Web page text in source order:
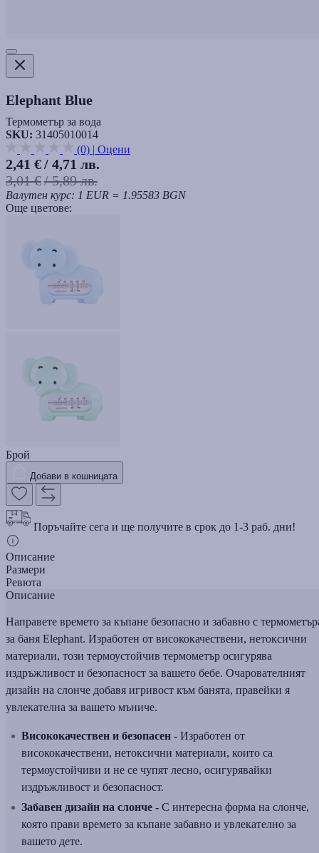
Elephant Blue
Термометър за вода
SKU: 31405010014
(0) | Оцени
2,41 €/ 4,71 лв.
3,01 €/ 5,89 лв.
Валутен курс: 1 EUR = 1.95583 BGN
Още цветове:
Брой
Добави в кошницата
Поръчайте сега и ще получите в срок до 1-3 раб. дни!
Описание
Размери
Ревюта
Описание
Направете времето за къпане безопасно и забавно с
за баня Elephant. Изработен от висококачествени, нетоксични
материали, този термоустойчив термометър осигурява
издръжливост и безопасност за вашето бебе. Очарователният
дизайн на слонче добавя игривост към банята, правейки я
увлекателна за вашето мъниче.
Висококачествен и безопасен - Изработен от
висококачествени, нетоксични материали, които са
термоустойчиви и не се чупят лесно, осигурявайки
издръжливост и безопасност.
Забавен дизайн на слонче - С интересна форма на слонче,
която прави времето за къпане забавно и увлекателно за
вашето дете.